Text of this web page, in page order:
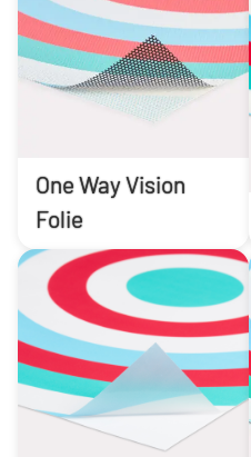
One Way Vision
Folie